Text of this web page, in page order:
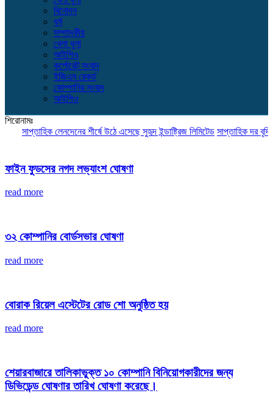
বিনোদন
ধর্ম
সম্পাদকীয়
খেলা ধুলা
আইপিও
কর্পোরেট সংবাদ
ইজিএম রেকর্ড
কোম্পানির সংবাদ
আইপিও
শিরোনামঃ
সাপ্তাহিক লেনদেনের শীর্ষে উঠে এসেছে সুহৃদ ইন্ডাষ্ট্রিজ লিমিটেড সাপ্তাহিক দর বৃদ্ধির
ফাইন ফুডসের নগদ লভ্যাংশ ঘোষণা
read more
৩২ কোম্পানির বোর্ডসভার ঘোষণা
read more
বোরাক রিয়েল এস্টেটের রোড শো অনুষ্ঠিত হয়
read more
শেয়ারবাজারে তালিকাভুক্ত ১০ কোম্পানি বিনিয়োগকারীদের জন্য
ডিভিডেন্ড ঘোষণার তারিখ ঘোষণা করেছে।